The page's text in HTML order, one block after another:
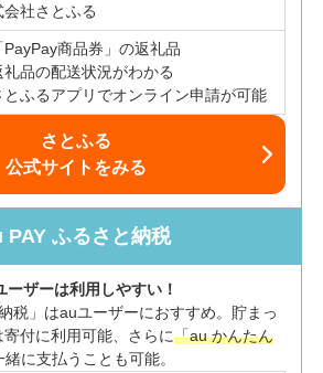
会社さとふる
PayPay商品券」の返礼品
礼品の配送状況がわかる
とふるアプリでオンライン申請が可能
さとふる
公式サイトをみる
PAY ふるさと納税
ーザーは利用しやすい！
税」はauユーザーにおすすめ。貯まっ
付に利用可能、さらに「au かんたん
に支払うことも可能。